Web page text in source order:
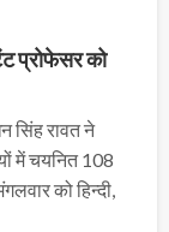
प्रोफेसर को
सिंह रावत ने
में चयनित 108
को हिन्दी,